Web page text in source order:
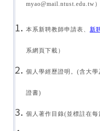
myao@mail.ntust.edu.tw）
本系新聘教師申請表、 新
系網頁下載）
個人學經歷證明。(含大
證書)
個人著作目錄(並標註在每